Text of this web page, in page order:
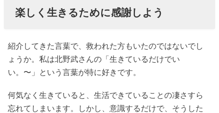
楽しく生きるために感謝しよう
紹介してきた言葉で、救われた方もいたのではないでし
ょうか。私は北野武さんの「生きているだけでい
い。〜」という言葉が特に好きです。
何気なく生きていると、生活できていることの凄さすら
忘れてしまいます。しかし、意識するだけで、そうした